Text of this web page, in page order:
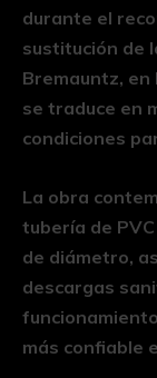
durante el
sustitución de
Bremauntz, en
se traduce en
condiciones
La obra
tubería de
de diámetro,
descargas
más confiable